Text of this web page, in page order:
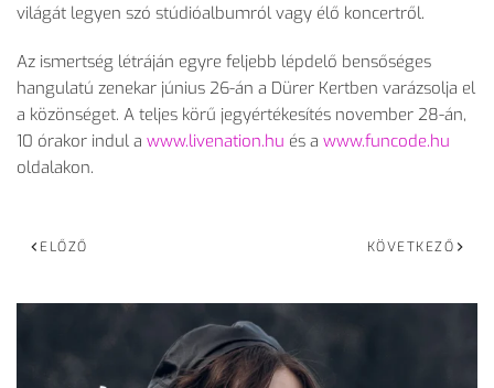
világát legyen szó stúdióalbumról vagy élő koncertről.
Az ismertség létráján egyre feljebb lépdelő bensőséges
hangulatú zenekar június 26-án a Dürer Kertben varázsolja el
a közönséget. A teljes körű jegyértékesítés november 28-án,
10 órakor indul a www.livenation.hu és a www.funcode.hu
oldalakon.
ELŐZŐ KÖVETKEZŐ